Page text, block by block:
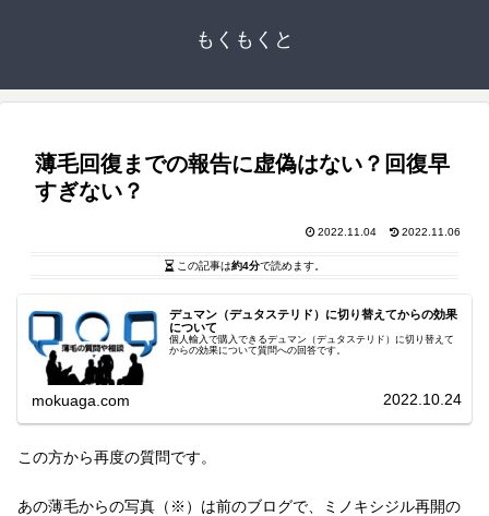
もくもくと
薄毛回復までの報告に虚偽はない？回復早
すぎない？
2022.11.04 2022.11.06
この記事は約4分で読めます。
デュマン（デュタステリド）に切り替えてからの効果
について
個人輸入で購入できるデュマン（デュタステリド）に切り替えて
からの効果について質問への回答です。
mokuaga.com 2022.10.24
この方から再度の質問です。
あの薄毛からの写真（※）は前のブログで、ミノキシジル再開の